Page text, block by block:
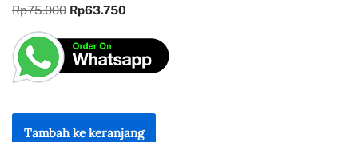
Rp75.000 Rp63.750
Tambah ke keranjang